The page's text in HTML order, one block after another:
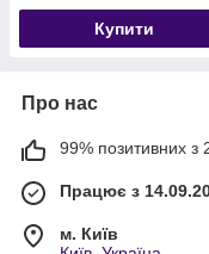
Купити
Про нас
99% позитивних з
Працює з
м. Київ